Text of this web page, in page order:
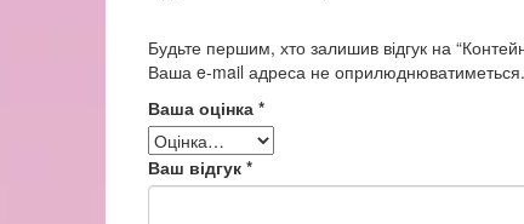
Будьте першим, хто залишив відгук на
Ваша e-mail адреса не оприлюднюватиметься.
Ваша оцінка *
Ваш відгук *